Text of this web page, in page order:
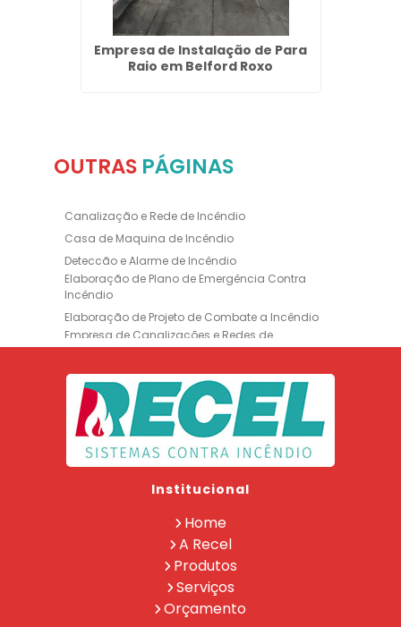
Empresa de Instalação de Para
Raio em Belford Roxo
OUTRAS PÁGINAS
Canalização e Rede de Incêndio
Casa de Maquina de Incêndio
Deteccão e Alarme de Incêndio
Elaboração de Plano de Emergência Contra
Incêndio
Elaboração de Projeto de Combate a Incêndio
Empresa de Canalizações e Redes de
Incêndio
Empresa de Extintores
Empresa de Formação de Brigada
Empresa de Instalação de Luminária de
Emergência
Empresa de Instalação de para Raio
Empresa de Manutenção de Extintores
Empresa de Projeto de Segurança Contra
Empresa de Recarga de Extintores
Empresa de Treinamento de Brigada
Extintor Co2 6 Kg
Extintor Pqs
Institucional
Home
A Recel
Produtos
Serviços
Orçamento